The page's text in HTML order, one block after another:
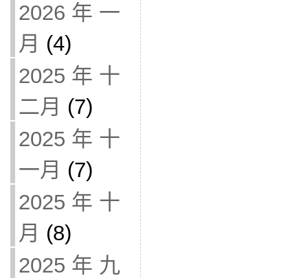
2026 年 一
月 (4)
2025 年 十
二月 (7)
2025 年 十
一月 (7)
2025 年 十
月 (8)
2025 年 九